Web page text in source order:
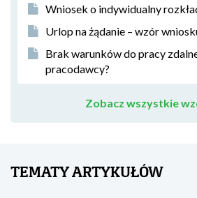
Wniosek o indywidualny
Urlop na żądanie – wzór
Brak warunków do pracy
pracodawcy?
Zobacz wszystkie
TEMATY ARTYKUŁÓW